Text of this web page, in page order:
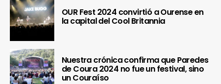
OUR Fest 2024 convirtió a Ourense en
la capital del Cool Britannia
Nuestra crónica confirma que Paredes
de Coura 2024 no fue un festival, sino
un Couraíso